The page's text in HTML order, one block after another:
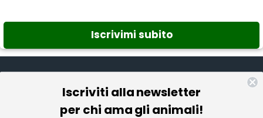
Iscrivimi subito
Iscriviti alla newsletter
per chi ama gli animali!